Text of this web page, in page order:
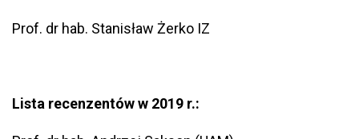
Prof. dr hab. Stanisław Żerko IZ
Lista recenzentów w 2019 r.: